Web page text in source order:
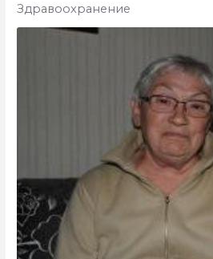
Здравоохранение